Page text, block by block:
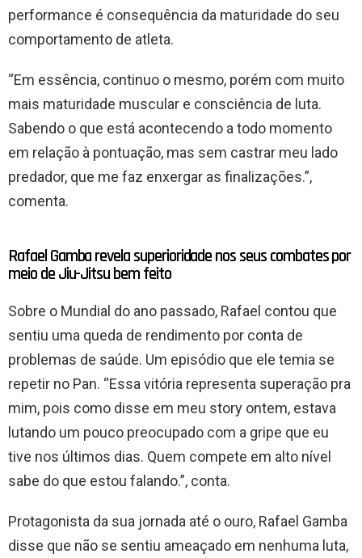
performance é consequência da maturidade do seu
comportamento de atleta.
“Em essência, continuo o mesmo, porém com muito
mais maturidade muscular e consciência de luta.
Sabendo o que está acontecendo a todo momento
em relação à pontuação, mas sem castrar meu lado
predador, que me faz enxergar as finalizações.”,
comenta.
Rafael Gamba revela superioridade nos seus combates por
meio de Jiu-Jitsu bem feito
Sobre o Mundial do ano passado, Rafael contou que
sentiu uma queda de rendimento por conta de
problemas de saúde. Um episódio que ele temia se
repetir no Pan. “Essa vitória representa superação pra
mim, pois como disse em meu story ontem, estava
lutando um pouco preocupado com a gripe que eu
tive nos últimos dias. Quem compete em alto nível
sabe do que estou falando.”, conta.
Protagonista da sua jornada até o ouro, Rafael Gamba
disse que não se sentiu ameaçado em nenhuma luta,